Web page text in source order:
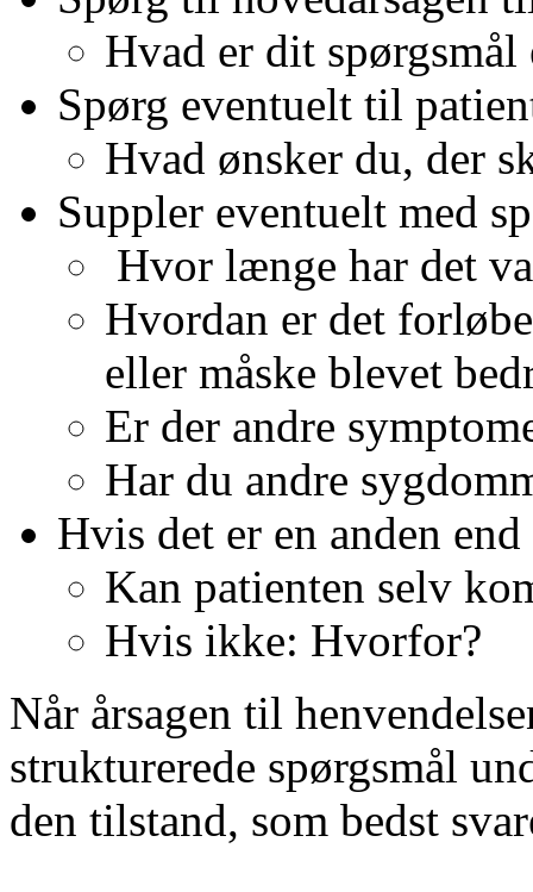
Hvad er dit spørgsmål
Spørg eventuelt til
Hvad ønsker du, der
Suppler eventuelt med
Hvor længe har det
Hvordan er det
eller måske blevet
Er der andre
Har du andre
Hvis det er en anden
Kan patienten selv
Hvis ikke: Hvorfor?
Når årsagen til
strukturerede spørgsmål
den tilstand, som bedst